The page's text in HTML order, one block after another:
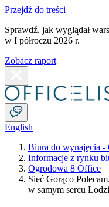
Przejdź do treści
Sprawdź, jak wyglądał
w I półroczu 2026 r.
Zobacz raport
English
Biura do wynajęcia -
Informacje z rynku
Ogrodowa 8 Office
Sieć Gorąco
w samym sercu Łodzi